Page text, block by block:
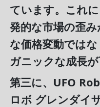
ています。これ
発的な市場の歪
な価格変動では
ガニックな成長が
第三に、UFO
ロボ グレンダイ